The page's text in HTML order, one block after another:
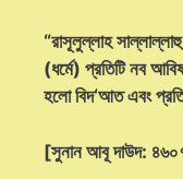
“রাসূলুল্লাহ
(ধর্মে) প্রতিটি নব
হলো বিদ‘আত এবং
[সুনান আবূ দাউদ: